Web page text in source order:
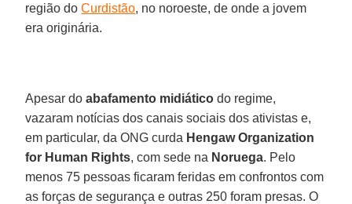
região doCurdistão, no noroeste, de onde a jovem
era originária.
Apesar doabafamento midiático do regime,
vazaram notícias dos canais sociais dos ativistas e,
em particular, da ONG curda Hengaw Organization
for Human Rights, com sede na Noruega. Pelo
menos 75 pessoas ficaram feridas em confrontos com
as forças de segurança e outras 250 foram presas. O